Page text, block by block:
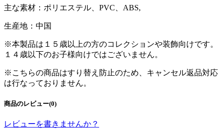
主な素材：ポリエステル、PVC、ABS,
生産地：中国
※本製品は１５歳以上の方のコレクションや装飾向けです。
１４歳以下のお子様向けではございません。
※こちらの商品はすり替え防止のため、キャンセル返品対応
は行なっておりません。
商品のレビュー(0)
レビューを書きませんか？